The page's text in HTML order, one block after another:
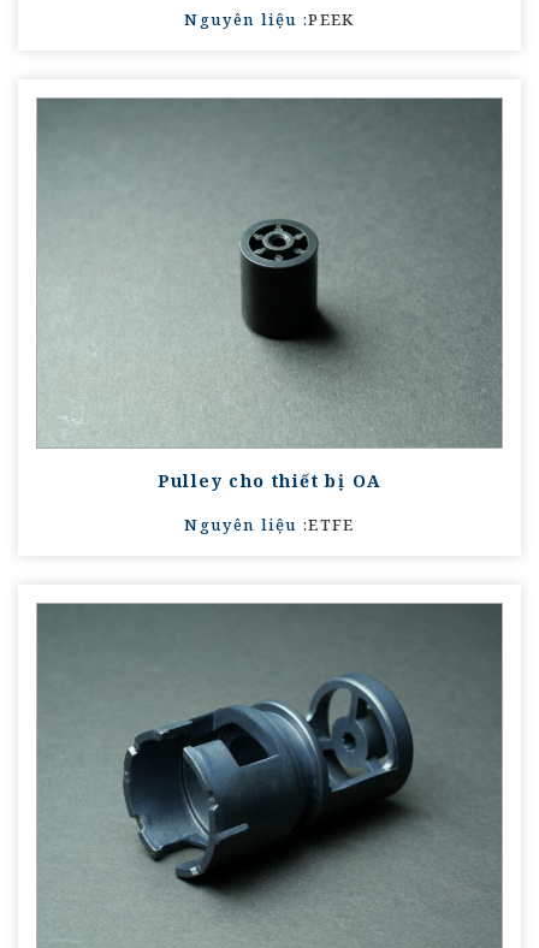
Nguyên liệu :PEEK
Pulley cho thiết bị OA
Nguyên liệu :ETFE